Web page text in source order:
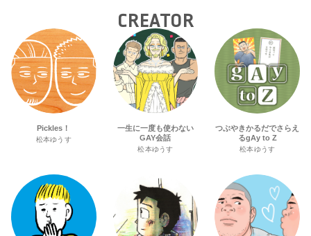
CREATOR
Pickles！
松本ゆうす
一生に一度も使わない
GAY会話
松本ゆうす
つぶやきかるだでさらえ
るgAy to Z
松本ゆうす